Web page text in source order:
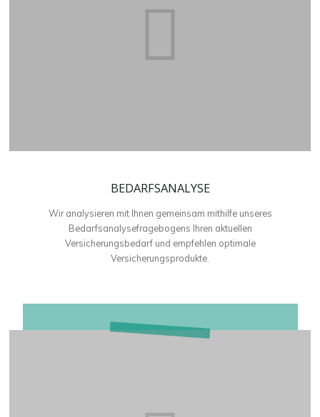
BEDARFSANALYSE
Wir analysieren mit Ihnen gemeinsam mithilfe unseres
Bedarfsanalysefragebogens Ihren aktuellen
Versicherungsbedarf und empfehlen optimale
Versicherungsprodukte.
VERSICHERUNGSCHECK